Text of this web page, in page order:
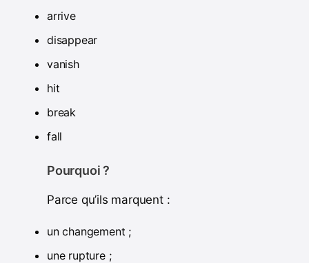
arrive
disappear
vanish
hit
break
fall
Pourquoi ?
Parce qu’ils marquent :
un changement ;
une rupture ;